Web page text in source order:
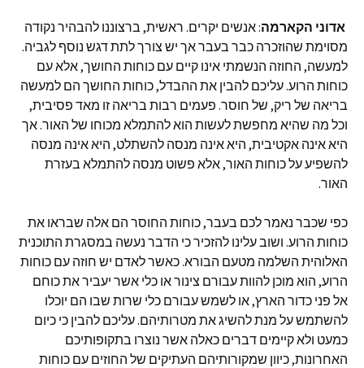
אדוני הקארמה: אנשים יקרים. ראשית, ברצוננו להבהיר נקודה
מסוימת שהוזכרה כבר בעבר אך יש צורך לתת דגש נוסף לגביה.
למעשה, החוזה הנשמתי אינו קיים עם כוחות החושך, אלא עם
כוחות הרוע. עליכם להבין את ההבדל, כוחות החושך הם למעשה
בריאה של ריק, של חוסר. פעמים רבות בריאה זו מאד פסיבית,
וכל מה שהיא מחפשת לעשות הוא להתמלא מכוחו של האור. אך
היא אינה אקטיבית, היא אינה מנסה להשתלט, היא אינה מנסה
להשפיע על כוחות האור, אלא פשוט מנסה להתמלא בעזרת
האור.
כפי שכבר נאמר לכם בעבר, כוחות החוסר הם אלה שבראו את
כוחות הרוע. ושוב עלינו להזכיר כי הדבר נעשה במסגרת התוכנית
האלוהית השלמה מטעם הבורא. כאשר לאדם יש חוזה עם כוחות
הרוע, הוא מוכן להוות עבורם צינור או כלי אשר יעביר את כוחם
אל פני כדור הארץ, או לשמש עבורם כלי שרות שבו הם יוכלו
להשתמש על מנת להשיג את מטרותיהם. עליכם להבין כי כיום
כמעט ולא קיימים דברים כאלה אשר נוצרו בתקופותיכם
האחרונות, כיוון שמקורותיהם העתיקים של החוזים עם כוחות